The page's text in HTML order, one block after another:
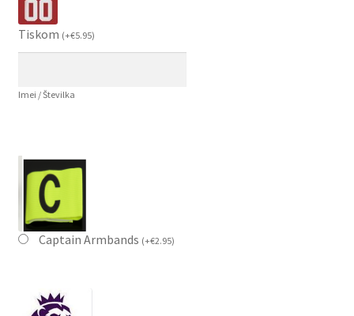
Tiskom (+€5.95)
Imei / Številka
Captain Armbands (+€2.95)